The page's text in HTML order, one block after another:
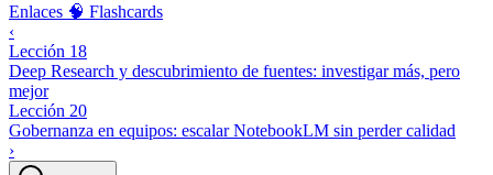
Enlaces 🧠 Flashcards
‹
Lección 18
Deep Research y descubrimiento de fuentes: investigar más, pero
mejor
Lección 20
Gobernanza en equipos: escalar NotebookLM sin perder calidad
›